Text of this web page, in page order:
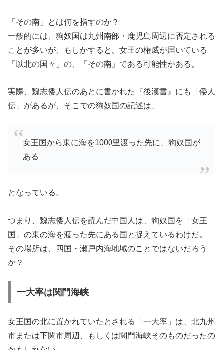
「その南」とは何を指すのか？
一般的には、狗奴国は九州南部・鹿児島周辺に否定される
ことが多いが、もしかすると、女王の権威が届いている
「以北の国々」の、「その南」である可能性がある。
実際、魏志倭人伝のあとに書かれた『後漢書』にも「倭人
伝」があるが、そこでの狗奴国の記述は、
女王国から東に海を1000里渡った先に、狗奴国が
ある
となっている。
つまり、魏志倭人伝を読んだ中国人は、狗奴国を「女王
国」の東の海を渡った先にある国と捉えているわけだ。
その場所は、四国・瀬戸内海地域のことではないだろう
か？
一大率は関門海峡
女王国の北に置かれていたとされる「一大率」は、北九州
市または下関市周辺、もしくは関門海峡そのものだったの